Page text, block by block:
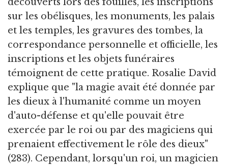
sur les obélisques, les monuments, les palais
et les temples, les gravures des tombes, la
correspondance personnelle et officielle, les
inscriptions et les objets funéraires
témoignent de cette pratique. Rosalie David
explique que "la magie avait été donnée par
les dieux à l'humanité comme un moyen
d'auto-défense et qu'elle pouvait être
exercée par le roi ou par des magiciens qui
prenaient effectivement le rôle des dieux"
(283). Cependant, lorsqu'un roi, un magicien